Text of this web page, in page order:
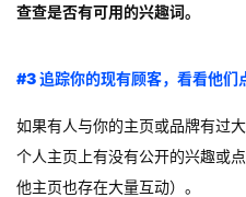
查查是否有可用的兴趣词。
#3 追踪你的现有顾客，看看他们
如果有人与你的主页或品牌有过
个人主页上有没有公开的兴趣或
他主页也存在大量互动）。